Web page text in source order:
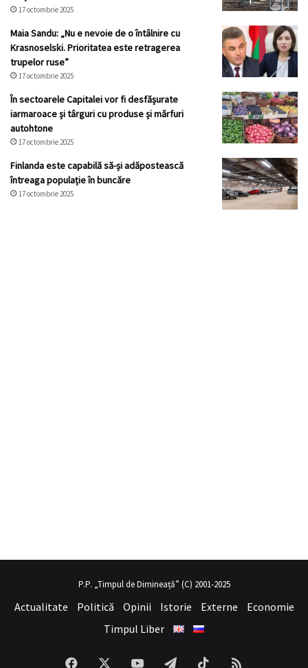
17 octombrie 2025
Maia Sandu: „Nu e nevoie de o întâlnire cu
Krasnoselski. Prioritatea este retragerea
trupelor ruse”
17 octombrie 2025
În sectoarele Capitalei vor fi desfășurate
iarmaroace și târguri cu produse și mărfuri
autohtone
17 octombrie 2025
Finlanda este capabilă să-și adăpostească
întreaga populație în buncăre
17 octombrie 2025
hayalini kurduğu seksi kadının üvey annesi gibi
P.P. „Timpul de Dimineață” (C) 2001-2025
Actualitate Politică Opinii Istorie Externe
Economie
Timpul Liber
Facebook YouTubeTelegramTikTokRSS